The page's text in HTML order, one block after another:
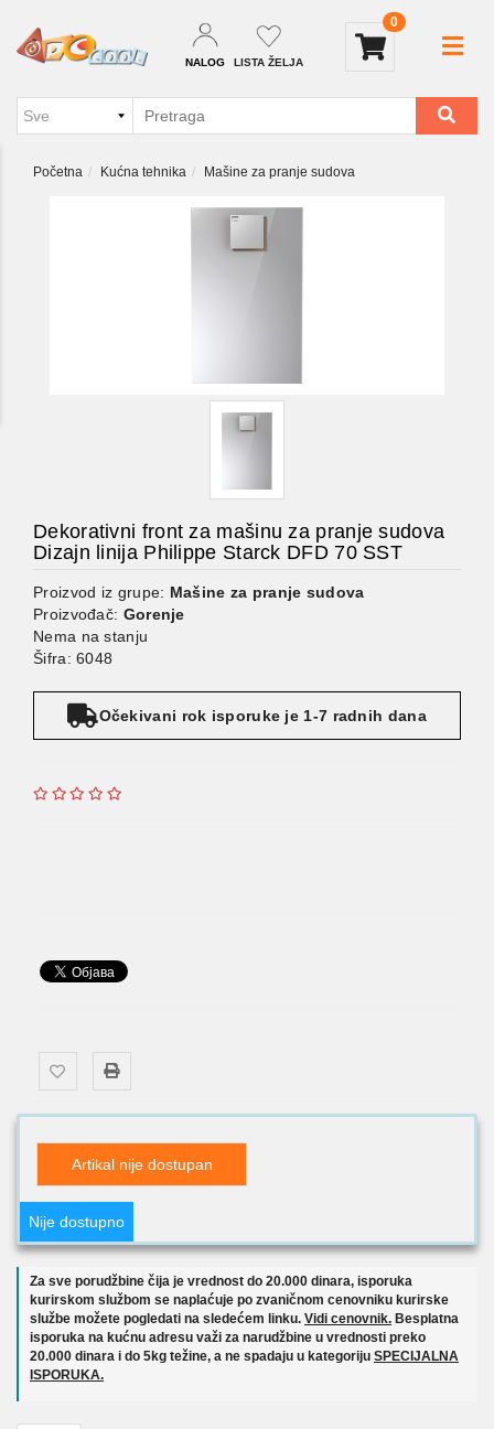
NALOG LISTA ŽELJA
0
Početna Kućna tehnika Mašine za pranje sudova
Dekorativni front za mašinu za pranje sudova
Dizajn linija Philippe Starck DFD 70 SST
Proizvod iz grupe: Mašine za pranje sudova
Proizvođač: Gorenje
Nema na stanju
Šifra: 6048
Očekivani rok isporuke je 1-7 radnih dana
Artikal nije dostupan
Nije dostupno
Za sve porudžbine čija je vrednost do 20.000 dinara, isporuka
kurirskom službom se naplaćuje po zvaničnom cenovniku kurirske
službe možete pogledati na sledećem linku. Vidi cenovnik. Besplatna
isporuka na kućnu adresu važi za narudžbine u vrednosti preko
20.000 dinara i do 5kg težine, a ne spadaju u kategoriju SPECIJALNA
ISPORUKA.